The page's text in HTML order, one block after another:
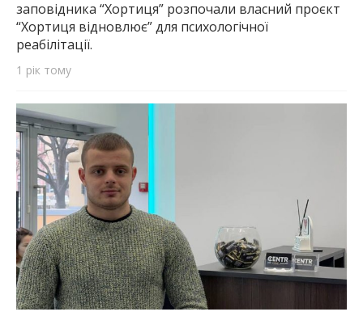
заповідника “Хортиця” розпочали власний проєкт
“Хортиця відновлює” для психологічної
реабілітації.
1 рік тому